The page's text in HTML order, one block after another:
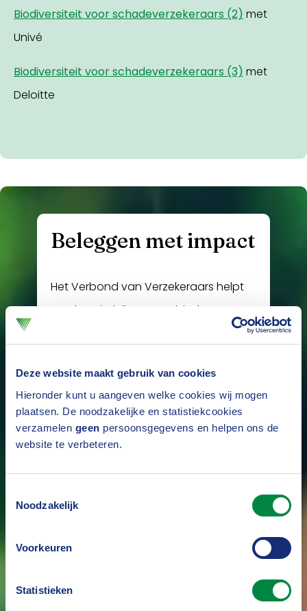
Deze website maakt gebruik van cookies
Hieronder kunt u aangeven welke cookies wij mogen
plaatsen. De noodzakelijke en statistiekcookies
verzamelen geen persoonsgegevens en helpen ons de
website te verbeteren.
Noodzakelijk
Voorkeuren
Statistieken
Biodiversiteit voor schadeverzekeraars (2) met
Univé
Biodiversiteit voor schadeverzekeraars (3) met
Deloitte
Beleggen met impact
Het Verbond van Verzekeraars helpt
met kennisdeling op gebied van
hun beleggingsbeleid een belangrijke
bijdrage leveren aan het tegengaan
van biodiversiteitsverlies en het
bevorderen van natuurherstel. Dat
gebeurt onder andere via het
kennisopbouw, worden best practices